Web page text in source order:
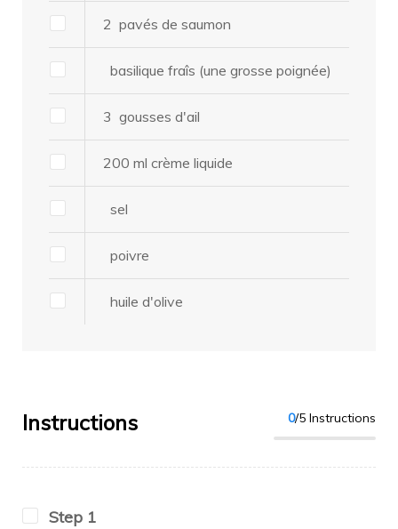
2 pavés de saumon
basilique fraîs (une grosse poignée)
3 gousses d'ail
200 ml crème liquide
sel
poivre
huile d'olive
Instructions 0/5 Instructions
Step 1